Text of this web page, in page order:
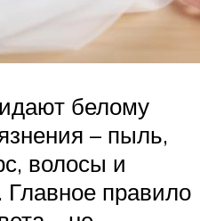
белому
– пыль,
волосы и
правило